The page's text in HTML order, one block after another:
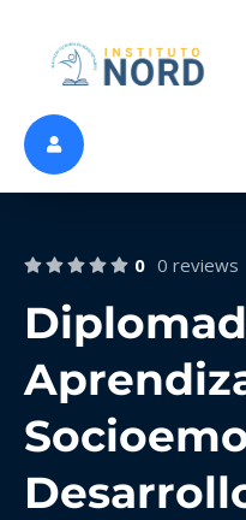
0 0 reviews